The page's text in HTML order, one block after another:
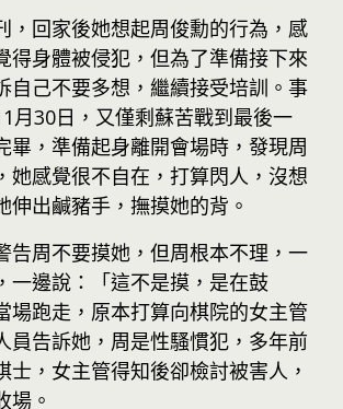
，回家後她想起周俊勳的行為，感
得身體被侵犯，但為了準備接下來
自己不要多想，繼續接受培訓。事
月30日，又僅剩蘇苦戰到最後一
畢，準備起身離開會場時，發現周
她感覺很不自在，打算閃人，沒想
伸出鹹豬手，撫摸她的背。
告周不要摸她，但周根本不理，一
一邊說：「這不是摸，是在鼓
場跑走，原本打算向棋院的女主管
員告訴她，周是性騷慣犯，多年前
士，女主管得知後卻檢討被害人，
場。